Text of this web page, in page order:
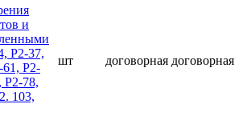
и
Р2-37,
61, Р2-
Р2-78,
103,
шт договорная договорная